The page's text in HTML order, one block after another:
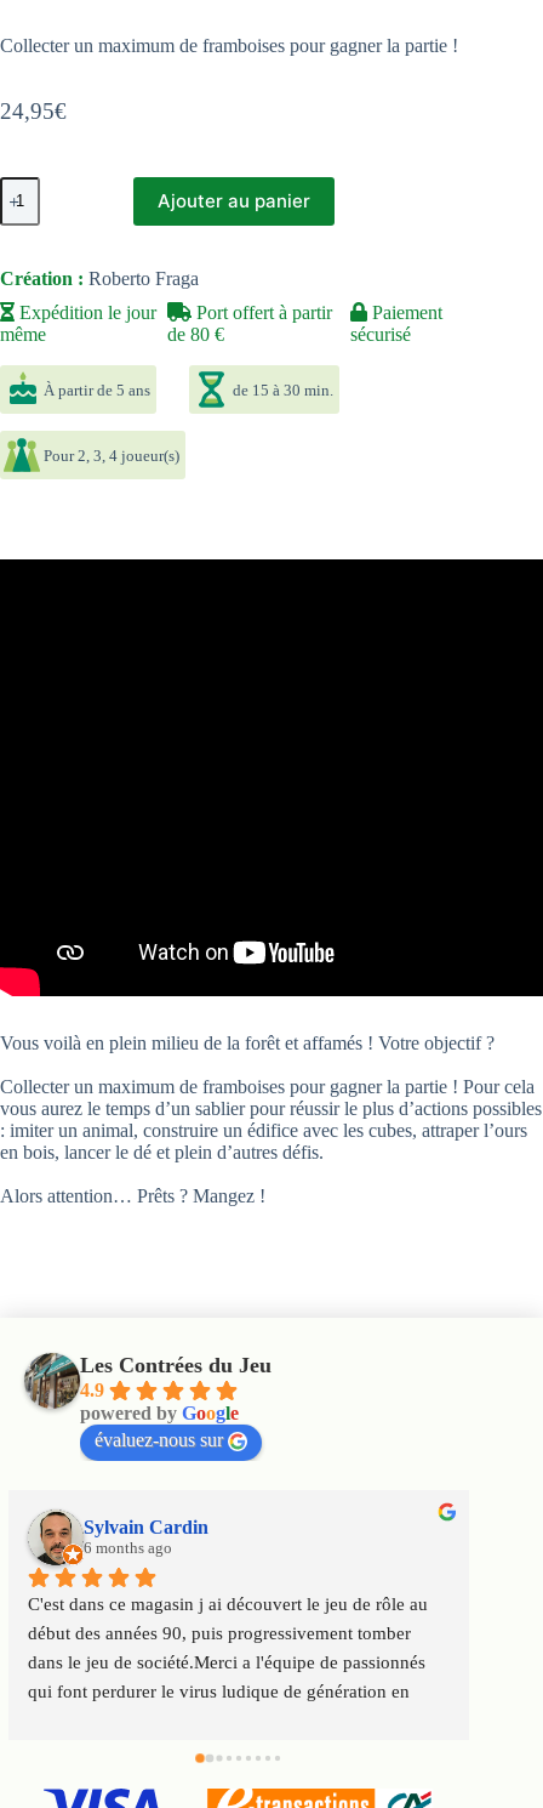
24,95€
Collecter un maximum de framboises pour gagner la partie !
quantité
de
Attention…
?
Mangez
!
Ajouter au panier
Expédition le jour
même
Port offert à partir
de 80 €
Paiement
sécurisé
Création : Roberto Fraga
À partir de 5 ans de 15 à 30 min.
Pour 2, 3, 4 joueur(s)
Vous voilà en plein milieu de la forêt et affamés ! Votre objectif ?
Collecter un maximum de framboises pour gagner la partie ! Pour cela
vous aurez le temps d’un sablier pour réussir le plus d’actions possibles
: imiter un animal, construire un édifice avec les cubes, attraper l’ours
en bois, lancer le dé et plein d’autres défis.
Alors attention… Prêts ? Mangez !
Les Contrées du Jeu
4.9
powered by Google
évaluez-nous sur
Sylvain Cardin
6 months ago
C'est dans ce magasin j ai découvert le jeu de rôle au
début des années 90, puis progressivement tomber
dans le jeu de société.Merci a l'équipe de passionnés
qui font perdurer le virus ludique de génération en